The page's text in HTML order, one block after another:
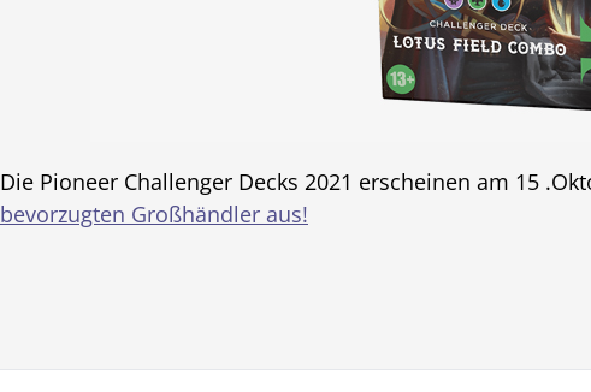
Die Pioneer Challenger Decks 2021 erscheinen am 15
bevorzugten Großhändler aus!